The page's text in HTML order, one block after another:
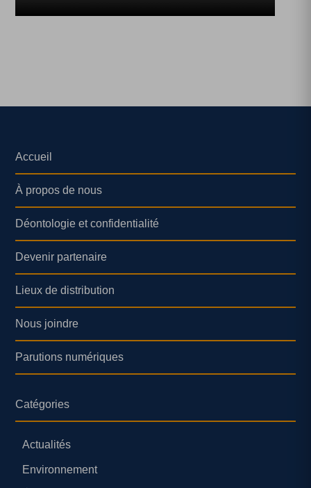
Accueil
À propos de nous
Déontologie et confidentialité
Devenir partenaire
Lieux de distribution
Nous joindre
Parutions numériques
Catégories
Actualités
Environnement